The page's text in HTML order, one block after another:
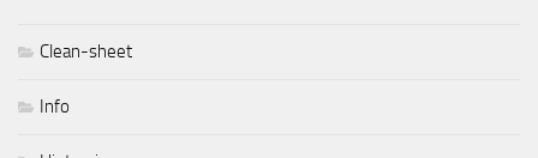
Clean-sheet
Info